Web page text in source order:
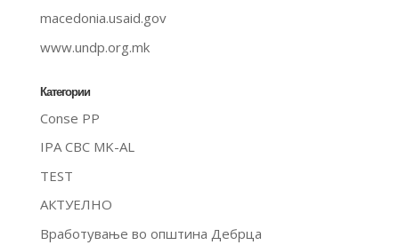
macedonia.usaid.gov
www.undp.org.mk
Категории
Conse PP
IPA CBC MK-AL
TEST
АКТУЕЛНО
Вработување во општина Дебрца